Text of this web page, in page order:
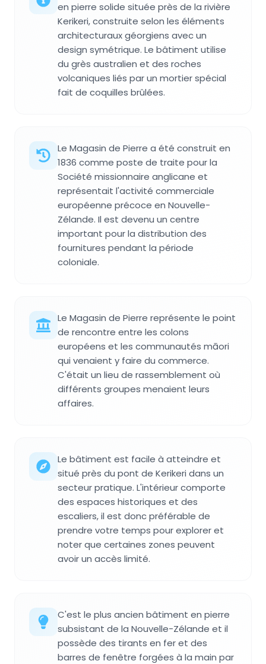
en pierre solide située près de la rivière
Kerikeri, construite selon les éléments
architecturaux géorgiens avec un
design symétrique. Le bâtiment utilise
du grès australien et des roches
volcaniques liés par un mortier spécial
fait de coquilles brûlées.
Le Magasin de Pierre a été construit en
1836 comme poste de traite pour la
Société missionnaire anglicane et
représentait l'activité commerciale
européenne précoce en Nouvelle-
Zélande. Il est devenu un centre
important pour la distribution des
fournitures pendant la période
coloniale.
Le Magasin de Pierre représente le point
de rencontre entre les colons
européens et les communautés māori
qui venaient y faire du commerce.
C'était un lieu de rassemblement où
différents groupes menaient leurs
affaires.
Le bâtiment est facile à atteindre et
situé près du pont de Kerikeri dans un
secteur pratique. L'intérieur comporte
des espaces historiques et des
escaliers, il est donc préférable de
prendre votre temps pour explorer et
noter que certaines zones peuvent
avoir un accès limité.
C'est le plus ancien bâtiment en pierre
subsistant de la Nouvelle-Zélande et il
possède des tirants en fer et des
barres de fenêtre forgées à la main par